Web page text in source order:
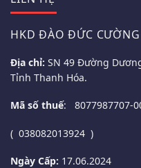
HKD ĐÀO ĐỨC CƯỜNG
Địa chỉ: SN 49 Đường
Tỉnh Thanh Hóa.
Mã số thuế: 8077987707-
( 038082013924 )
Ngày Cấp: 17.06.2024